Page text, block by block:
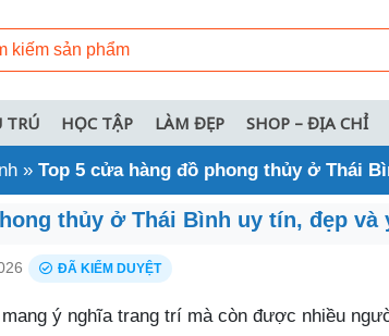
TRÚ HỌC TẬP LÀM ĐẸP SHOP – ĐỊA CHỈ
» Top 5 cửa hàng đồ phong thủy ở Thái
thủy ở Thái Bình uy tín, đẹp và
ĐÃ KIỂM DUYỆT
ý nghĩa trang trí mà còn được nhiều